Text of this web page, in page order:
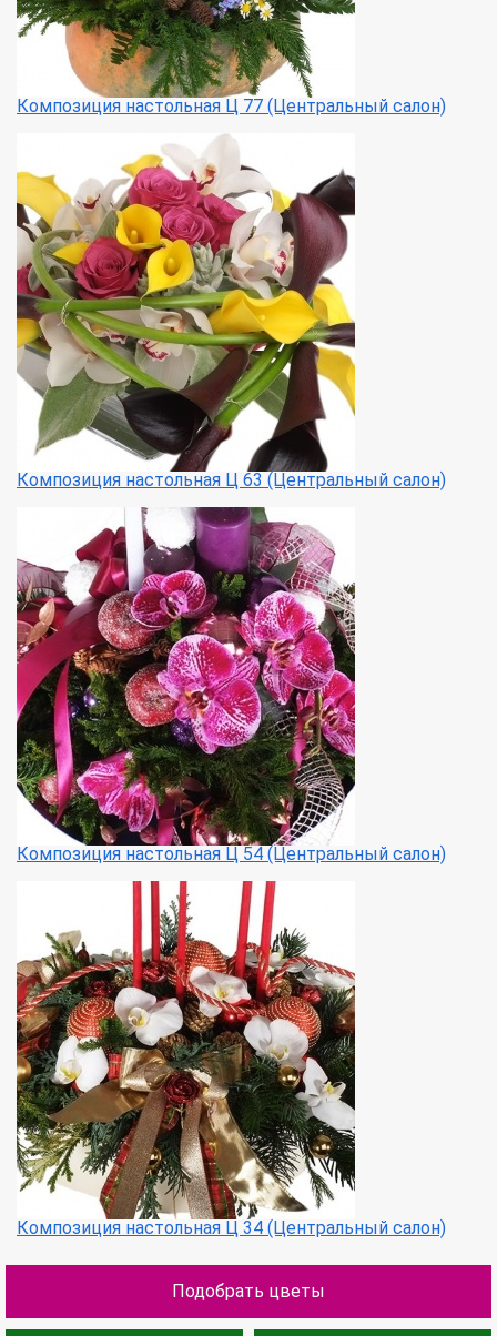
Композиция настольная Ц 77 (Центральный салон)
Композиция настольная Ц 63 (Центральный салон)
Композиция настольная Ц 54 (Центральный салон)
Композиция настольная Ц 34 (Центральный салон)
Подобрать цветы